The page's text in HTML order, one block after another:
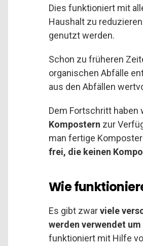
Dies funktioniert mit
Haushalt zu
genutzt werden.
Schon zu früheren
organischen Abfälle
aus den Abfällen
Dem Fortschritt haben
Kompostern zur
man fertige
frei, die keinen
Wie
Es gibt zwarviele
werden verwendet
funktioniert mit Hilfe